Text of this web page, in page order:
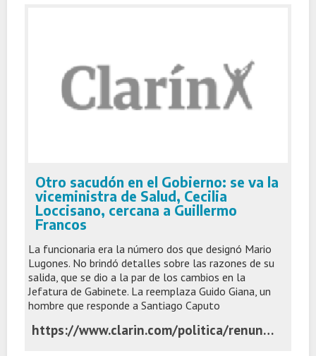
Otro sacudón en el Gobierno: se va la
viceministra de Salud, Cecilia
Loccisano, cercana a Guillermo
Francos
La funcionaria era la número dos que designó Mario
Lugones. No brindó detalles sobre las razones de su
salida, que se dio a la par de los cambios en la
Jefatura de Gabinete. La reemplaza Guido Giana, un
hombre que responde a Santiago Caputo
https://www.clarin.com/politica/renuncio-viceministra-salud-cecilia-loccisano_0_dBCSqh9NQK.html